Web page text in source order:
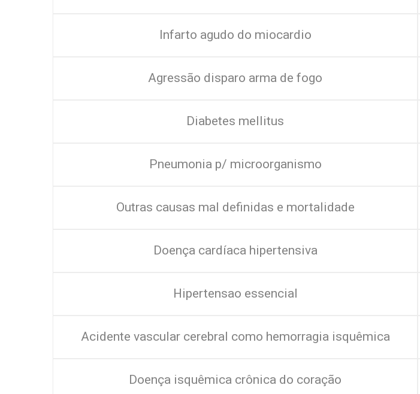
Infarto agudo do miocardio
Agressão disparo arma de fogo
Diabetes mellitus
Pneumonia p/ microorganismo
Outras causas mal definidas e mortalidade
Doença cardíaca hipertensiva
Hipertensao essencial
Acidente vascular cerebral como hemorragia isquêmica
Doença isquêmica crônica do coração